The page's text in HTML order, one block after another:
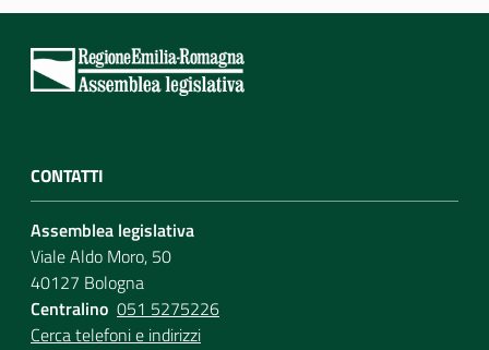
CONTATTI
Assemblea legislativa
Viale Aldo Moro, 50
40127 Bologna
Centralino 051 5275226
Cerca telefoni e indirizzi